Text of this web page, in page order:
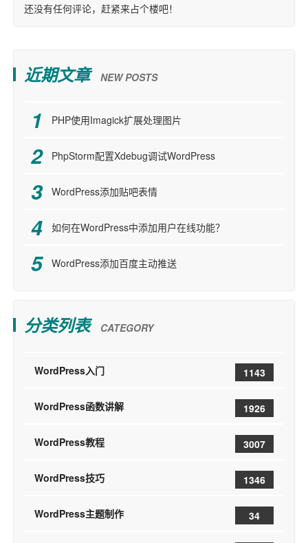
还没有任何评论，赶紧来占个楼吧！
近期文章 NEW POSTS
PHP使用Imagick扩展处理图片
PhpStorm配置Xdebug调试WordPress
WordPress添加贴吧表情
如何在WordPress中添加用户在线功能？
WordPress添加百度主动推送
分类列表 CATEGORY
WordPress入门 1143
WordPress函数讲解 1926
WordPress教程 3007
WordPress技巧 1346
WordPress主题制作 34